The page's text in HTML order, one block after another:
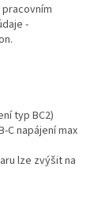
-
typ BC2)
C napájení max
lze zvýšit na